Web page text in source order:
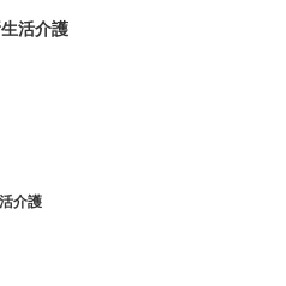
生活介護
介護